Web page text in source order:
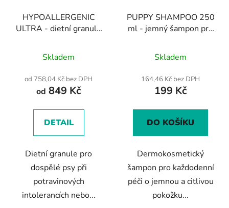
HYPOALLERGENIC
ULTRA - dietní granule
potravinových alergiích
hodnocení
produktu
je
z
Skladem
od 758,04 Kč bez DPH
od 849 Kč
DETAIL
Dietní granule pro
dospělé psy při
potravinových
intolerancích nebo...
PUPPY SHAMPOO 250
ml - jemný šampon pro
Skladem
164,46 Kč bez DPH
199 Kč
DO KOŠÍKU
Dermokosmetický
šampon pro každodenní
péči o jemnou a citlivou
pokožku...